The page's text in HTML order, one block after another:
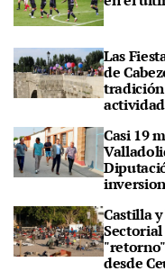
Las
de
Casi 19
Castilla
desde